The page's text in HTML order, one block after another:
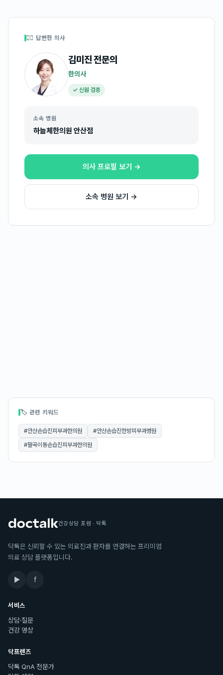
👩‍⚕️ 답변한 의사
김미진전문의
한의사
✓ 신원 검증
소속 병원
하늘체한의원 안산점
의사 프로필 보기 →
소속 병원 보기 →
🏷 관련 키워드
#안산손습진피부과한의원 #안산손습진한방피부과병원
#팔곡이동손습진피부과한의원
건강상담 포럼 · 닥톡
닥톡은 신뢰할 수 있는 의료진과 환자를 연결하는 프리미엄
의료 상담 플랫폼입니다.
▶ f
서비스
상담·질문
건강 영상
닥프렌즈
닥톡 QnA 전문가